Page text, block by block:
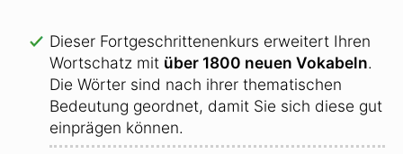
Dieser Fortgeschrittenenkurs erweitert Ihren
Wortschatz mit über 1800 neuen Vokabeln.
Die Wörter sind nach ihrer thematischen
Bedeutung geordnet, damit Sie sich diese gut
einprägen können.